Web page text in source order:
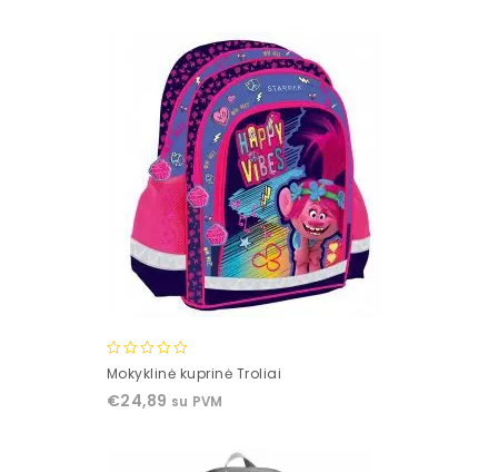
0
of
Mokyklinė kuprinė Troliai
€24,89 su PVM